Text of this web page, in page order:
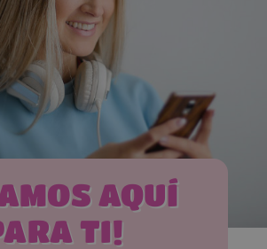
AQUÍ
TI!